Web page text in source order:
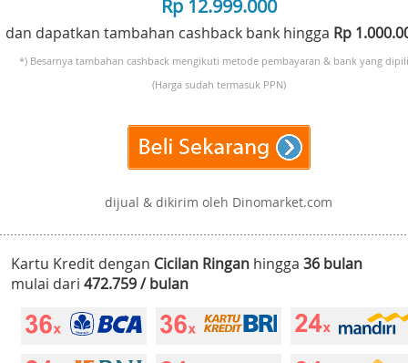
Rp 12.999.000
dan dapatkan tambahan cashback bank hingga Rp
*) Besarnya tambahan cashback mengikuti metode pembayaran & bank yang
(Harga sudah termasuk PPN)
dijual & dikirim oleh Dinomarket.com
Kartu Kredit dengan Cicilan Ringan hingga 36 bulan
mulai dari 472.759 / bulan